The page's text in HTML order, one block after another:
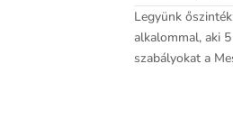
Legyünk
alkalommal, aki
szabályokat a